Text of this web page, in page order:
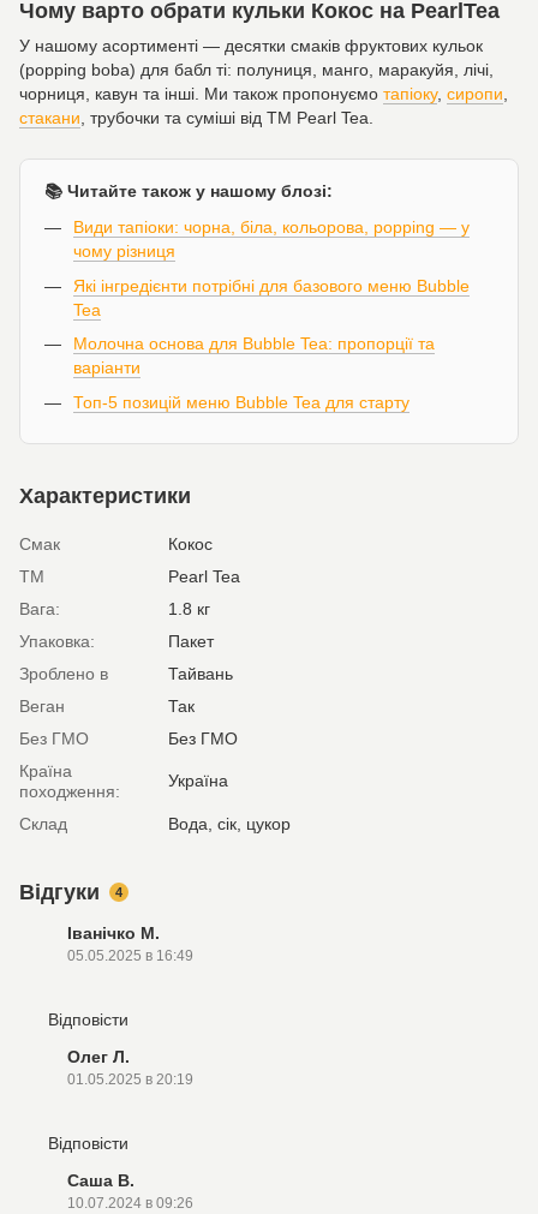
Чому варто обрати кульки Кокос на PearlTea
У нашому асортименті — десятки смаків фруктових кульок
(popping boba) для бабл ті: полуниця, манго, маракуйя, лічі,
чорниця, кавун та інші. Ми також пропонуємо тапіоку, сиропи,
стакани, трубочки та суміші від ТМ Pearl Tea.
📚 Читайте також у нашому блозі:
Види тапіоки: чорна, біла, кольорова, popping — у
чому різниця
Які інгредієнти потрібні для базового меню Bubble
Tea
Молочна основа для Bubble Tea: пропорції та
варіанти
Топ-5 позицій меню Bubble Tea для старту
Характеристики
Смак
Кокос
ТМ
Pearl Tea
Вага:
1.8 кг
Упаковка:
Пакет
Зроблено в
Тайвань
Веган
Так
Без ГМО
Без ГМО
Країна
походження:
Україна
Склад Вода, сік, цукор
Відгуки 4
Іванічко М.
05.05.2025 в 16:49
Відповісти
Олег Л.
01.05.2025 в 20:19
Відповісти
Саша В.
10.07.2024 в 09:26